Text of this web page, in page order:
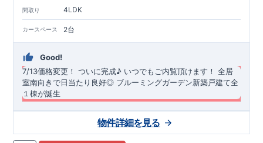
0120-44-1081
（9:30 18:30／火水曜休み）
間取り 4LDK
カースペース 2台
Good!
7/13価格変更！ ​ついに完成♪ いつでもご内覧頂けます！ ​全居
室南向きで日当たり良好◎ ブルーミングガーデン新築戸建て全
１棟が誕生
​ ​全居室南向き＆南道路で日当たり良好な物件です◎ カー
物件詳細を見る